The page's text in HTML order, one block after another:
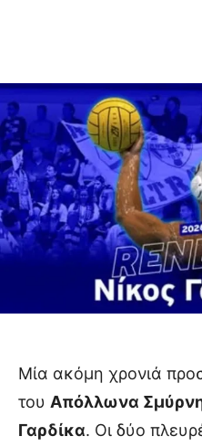
Μία ακόμη χρονιά
του Απόλλωνα
Γαρδίκα. Οι δύο